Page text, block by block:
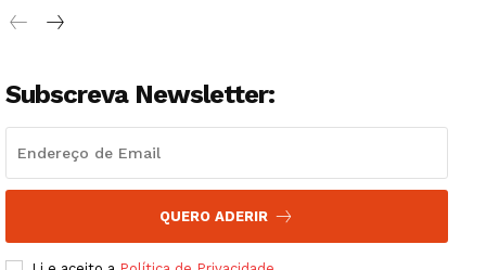
Institucional
Artigos
Edição Digital
Grande Entrevista
Subscreva Newsletter:
QUERO ADERIR